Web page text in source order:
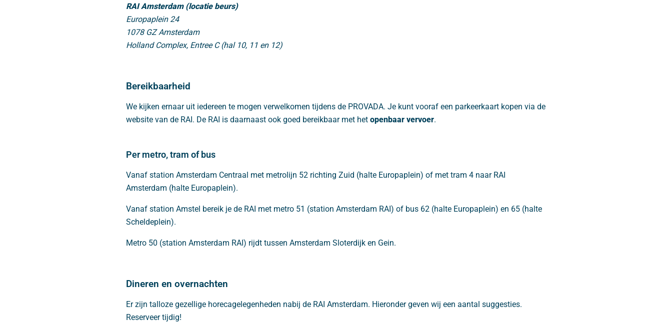
RAI Amsterdam (locatie beurs)
Europaplein 24
1078 GZ Amsterdam
Holland Complex, Entree C (hal 10, 11 en 12)
Bereikbaarheid
We kijken ernaar uit iedereen te mogen verwelkomen tijdens de PROVADA. Je kunt vooraf een parkeerkaart kopen via de
website van de RAI. De RAI is daarnaast ook goed bereikbaar met het openbaar vervoer.
Per metro, tram of bus
Vanaf station Amsterdam Centraal met metrolijn 52 richting Zuid (halte Europaplein) of met tram 4 naar RAI
Amsterdam (halte Europaplein).
Vanaf station Amstel bereik je de RAI met metro 51 (station Amsterdam RAI) of bus 62 (halte Europaplein) en 65 (halte
Scheldeplein).
Metro 50 (station Amsterdam RAI) rijdt tussen Amsterdam Sloterdijk en Gein.
Dineren en overnachten
Er zijn talloze gezellige horecagelegenheden nabij de RAI Amsterdam. Hieronder geven wij een aantal suggesties.
Reserveer tijdig!